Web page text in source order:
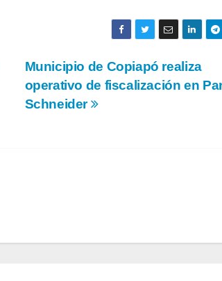
Municipio de Copiapó realiza
operativo de fiscalización en
Schneider